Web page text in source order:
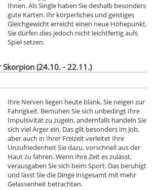
Ihnen. Als Single haben Sie deshalb besonders
gute Karten. Ihr körperliches und geistiges
Gleichgewicht erreicht einen neue Höhepunkt.
Sie dürfen dies jedoch nicht leichtfertig aufs
Spiel setzen.
(24.10. - 22.11.)
Ihre Nerven liegen heute blank, Sie neigen zur
Fahrigkeit. Bemühen Sie sich unbedingt Ihre
Impulsivität zu zügeln, andernfalls handeln Sie
sich viel Ärger ein. Das gilt besonders im Job,
aber auch in Ihrer Freizeit verleitet Ihre
Unzufriedenheit Sie dazu, vorschnell aus der
Haut zu fahren. Wenn Ihre Zeit es zulässt,
verausgaben Sie sich beim Sport. Das beruhigt
und lässt Sie die Dinge insgesamt mit mehr
Gelassenheit betrachten.